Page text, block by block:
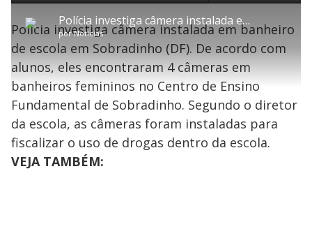
P
l
a
y
Polícia investiga câmera instalada em banheiro de escola em Sobradinho (DF)
porNotícias
a
r
1
0
e
g
n
d
n
ç
a
1
s
e
u
n
d
o
s
M
u
e
.
9
7
%
l
s
c
r
e
n
o
a
r
i
l
Polícia investiga câmera instalada em banheiro
de escola em Sobradinho (DF). De acordo com
alunos, eles encontraram 4 câmeras em
banheiros femininos no Centro de Ensino
Fundamental de Sobradinho. Segundo o diretor
da escola, as câmeras foram instaladas para
fiscalizar o uso de drogas dentro da escola.
VEJA TAMBÉM: